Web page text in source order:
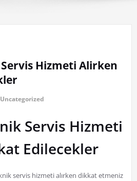
Hizmeti Alirken
Uncategorized
Servis Hizmeti
Edilecekler
servis hizmeti alırken dikkat etmeniz